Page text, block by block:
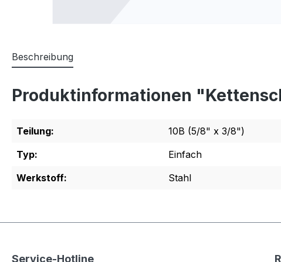
Beschreibung
Produktinformationen
Teilung:
10B (5/8" x 3/8")
Typ:
Einfach
Werkstoff:
Stahl
Service-Hotline